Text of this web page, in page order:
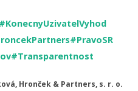
#PravoSR
#Transparentnost
Hronček & Partners, s. r. o.